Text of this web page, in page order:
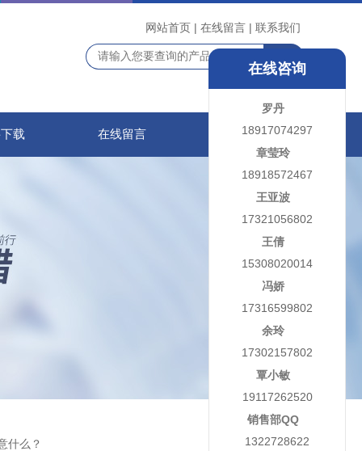
网站首页 | 在线留言 | 联系我们
载 在线留言 联系我们
什么？
在线咨询
罗丹
18917074297
章莹玲
18918572467
王亚波
17321056802
王倩
15308020014
冯娇
17316599802
余玲
17302157802
覃小敏
19117262520
销售部QQ
1322728622